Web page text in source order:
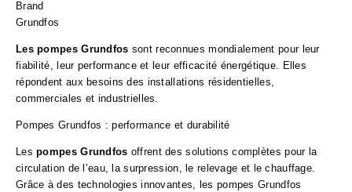
Brand
Grundfos
Les pompes Grundfos sont reconnues mondialement pour leur
fiabilité, leur performance et leur efficacité énergétique. Elles
répondent aux besoins des installations résidentielles,
commerciales et industrielles.
Pompes Grundfos : performance et durabilité
Lespompes Grundfos offrent des solutions complètes pour la
circulation de l’eau, la surpression, le relevage et le chauffage.
Grâce à des technologies innovantes, les pompes Grundfos